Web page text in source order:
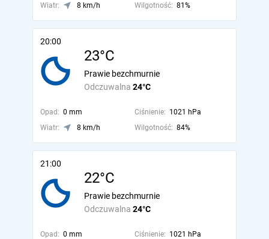
Wiatr:
8 km/h Wilgotność: 81%
20:00
23°C
Odczuwalna 24°C
Prawie bezchmurnie
Opad: 0 mm Ciśnienie: 1021 hPa
Wiatr:
8 km/h Wilgotność: 84%
21:00
22°C
Odczuwalna 24°C
Prawie bezchmurnie
Opad: 0 mm Ciśnienie: 1021 hPa